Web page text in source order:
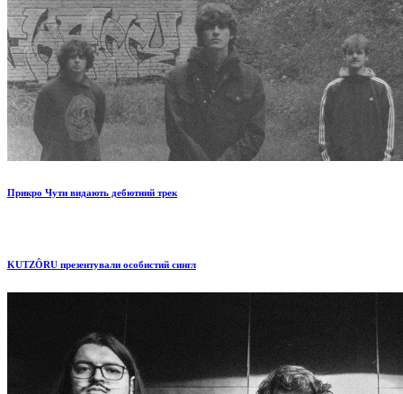
Прикро Чути видають дебютний трек
KUTZÔRU презентували особистий сингл